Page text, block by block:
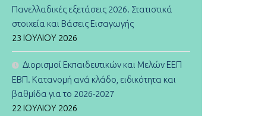
Πανελλαδικές εξετάσεις 2026. Στατιστικά
στοιχεία και Βάσεις Εισαγωγής
23 ΙΟΥΛΊΟΥ 2026
Διορισμοί Εκπαιδευτικών και Μελών ΕΕΠ
ΕΒΠ. Κατανομή ανά κλάδο, ειδικότητα και
βαθμίδα για το 2026-2027
22 ΙΟΥΛΊΟΥ 2026